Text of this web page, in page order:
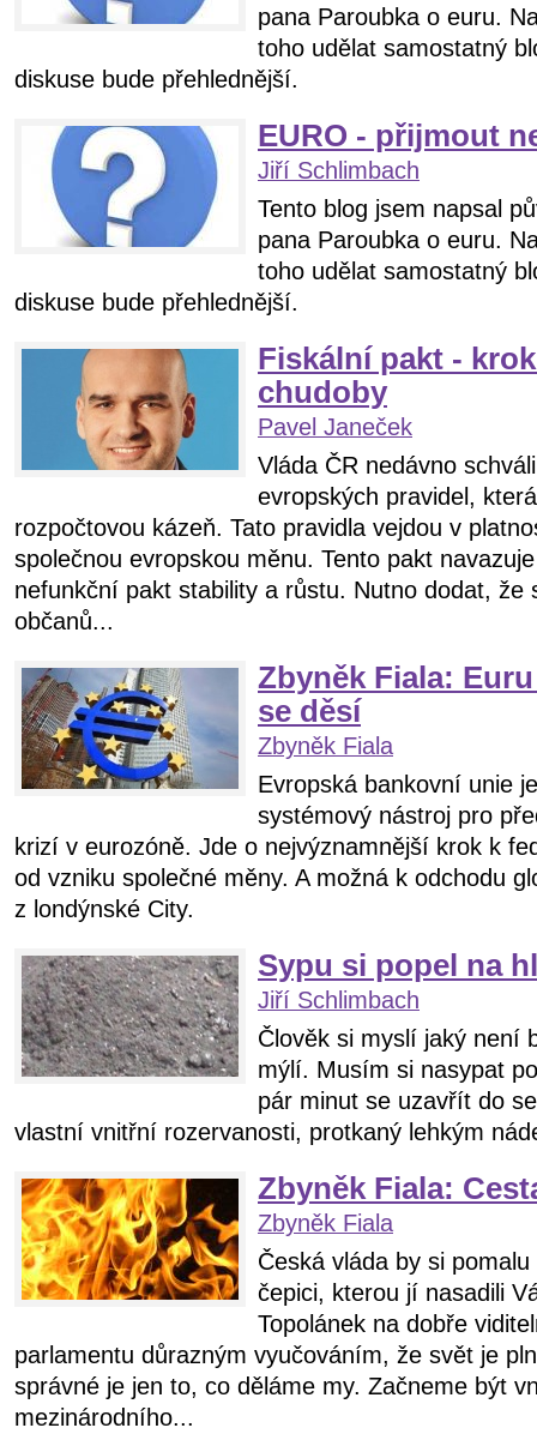
pana Paroubka o euru.
toho udělat samostatný
diskuse bude přehlednější.
EURO - přijmout
Jiří Schlimbach
Tento blog jsem napsal
pana Paroubka o euru.
toho udělat samostatný
diskuse bude přehlednější.
Fiskální pakt -
chudoby
Pavel Janeček
Vláda ČR nedávno
evropských pravidel,
rozpočtovou kázeň. Tato pravidla vejdou v
společnou evropskou měnu. Tento pakt
nefunkční pakt stability a růstu. Nutno dodat, že
občanů...
Zbyněk Fiala:
se děsí
Zbyněk Fiala
Evropská bankovní unie
systémový nástroj pro
krizí v eurozóně. Jde o nejvýznamnější krok k
od vzniku společné měny. A možná k odchodu
z londýnské City.
Sypu si popel na
Jiří Schlimbach
Člověk si myslí jaký není
mýlí. Musím si nasypat
pár minut se uzavřít do
vlastní vnitřní rozervanosti, protkaný lehkým
Zbyněk Fiala:
Zbyněk Fiala
Česká vláda by si
čepici, kterou jí nasadili
Topolánek na dobře
parlamentu důrazným vyučováním, že svět je
správné je jen to, co děláme my. Začneme být
mezinárodního...